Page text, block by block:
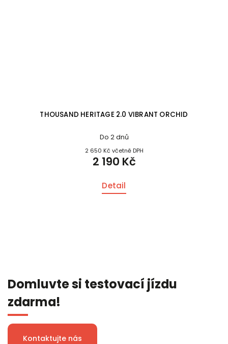
THOUSAND HERITAGE 2.0 VIBRANT ORCHID
Do 2 dnů
2 650 Kč včetně DPH
2 190 Kč
Detail
Domluvte si testovací jízdu
zdarma!
Kontaktujte nás